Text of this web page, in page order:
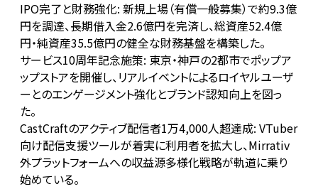
IPO完了と財務強化: 新規上場（有償一般募集）で約9.3億
円を調達、長期借入金2.6億円を完済し、総資産52.4億
円・純資産35.5億円の健全な財務基盤を構築した。
サービス10周年記念施策: 東京・神戸の2都市でポップア
ップストアを開催し、リアルイベントによるロイヤルユーザ
ーとのエンゲージメント強化とブランド認知向上を図っ
た。
CastCraftのアクティブ配信者1万4,000人超達成: VTuber
向け配信支援ツールが着実に利用者を拡大し、Mirrativ
外プラットフォームへの収益源多様化戦略が軌道に乗り
始めている。